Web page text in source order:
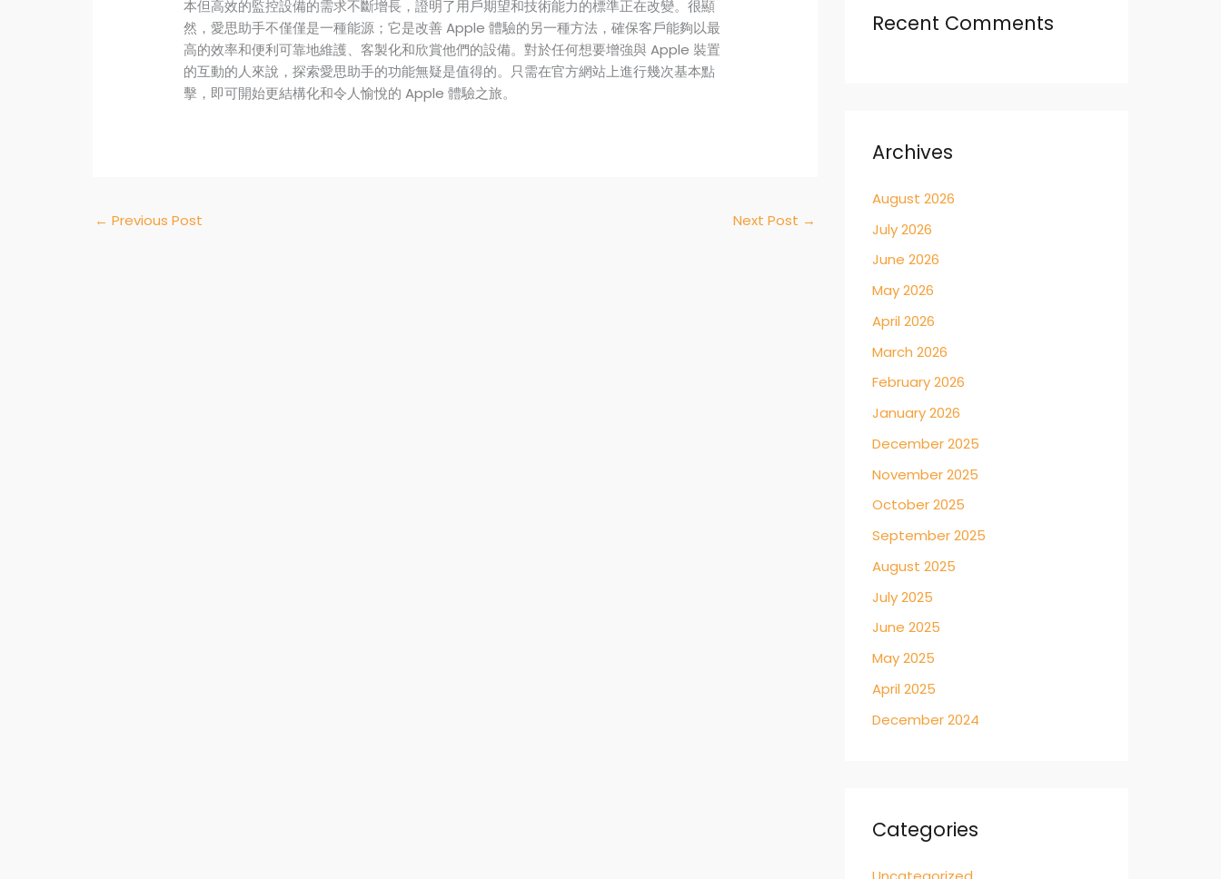
本但高效的監控設備的需求不斷增長，證明了用戶期望和技術能力的標準正在改變。很顯
然，愛思助手不僅僅是一種能源；它是改善 Apple 體驗的另一種方法，確保客戶能夠以最
高的效率和便利可靠地維護、客製化和欣賞他們的設備。對於任何想要增強與 Apple 裝置
的互動的人來說，探索愛思助手的功能無疑是值得的。只需在官方網站上進行幾次基本點
擊，即可開始更結構化和令人愉悅的 Apple 體驗之旅。
← Previous Post Next Post →
Recent Comments
Archives
August 2026
July 2026
June 2026
May 2026
April 2026
March 2026
February 2026
January 2026
December 2025
November 2025
October 2025
September 2025
August 2025
July 2025
June 2025
May 2025
April 2025
December 2024
Categories